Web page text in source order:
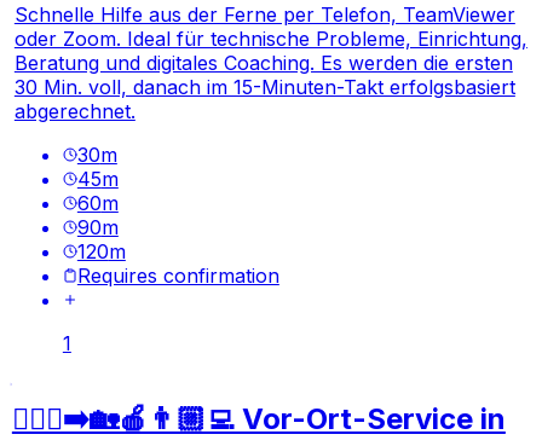
Schnelle Hilfe aus der Ferne per Telefon, TeamViewer
oder Zoom. Ideal für technische Probleme, Einrichtung,
Beratung und digitales Coaching. Es werden die ersten
30 Min. voll, danach im 15-Minuten-Takt erfolgsbasiert
abgerechnet.
30m
45m
60m
90m
120m
Requires confirmation
1
🚶🏼‍♂️‍➡️🏡🍎👨🏼‍💻 Vor-Ort-Service in